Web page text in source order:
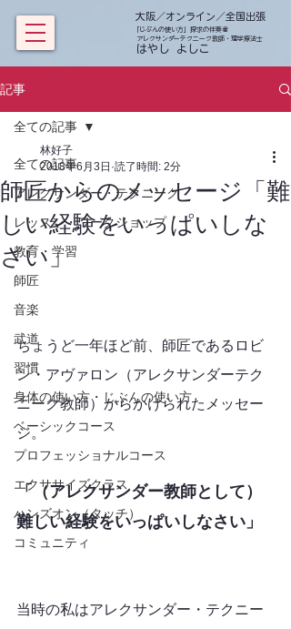
「じぶんの使い方」探求の伴奏者
アレクサンダーテクニーク教師・理学療法士
​ はやし よしこ
大阪／オンライン／全国出張
記事
全ての記事
アレクサンダー・テクニーク
レッスン・ワークショップ
教育・学習
師匠
音楽
武道
習慣
身体の使い方・じぶんの使い方
ベーシックコース
プロフェッショナルコース
エクササイズクラス
ハンズオン（タッチ）
コミュニティ
全ての記事
師匠からのメッセージ「難
しい経験をいっぱいしな
さい」
林好子
2018年6月3日 読了時間: 2分
ちょうど一年ほど前、師匠であるロビ
ン・アヴァロン（アレクサンダーテク
ニーク教師）からかけられたメッセー
ジ。
「（アレクサンダー教師として）
難しい経験をいっぱいしなさい」
当時の私はアレクサンダー・テクニー